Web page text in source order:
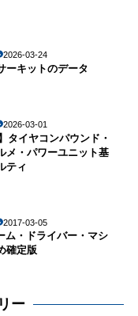
2026-03-24
ーキットのデータ
2026-03-01
タイヤコンパウンド・
メ・パワーユニット基
ティ
2017-03-05
ム・ドライバー・マシ
確定版
ー